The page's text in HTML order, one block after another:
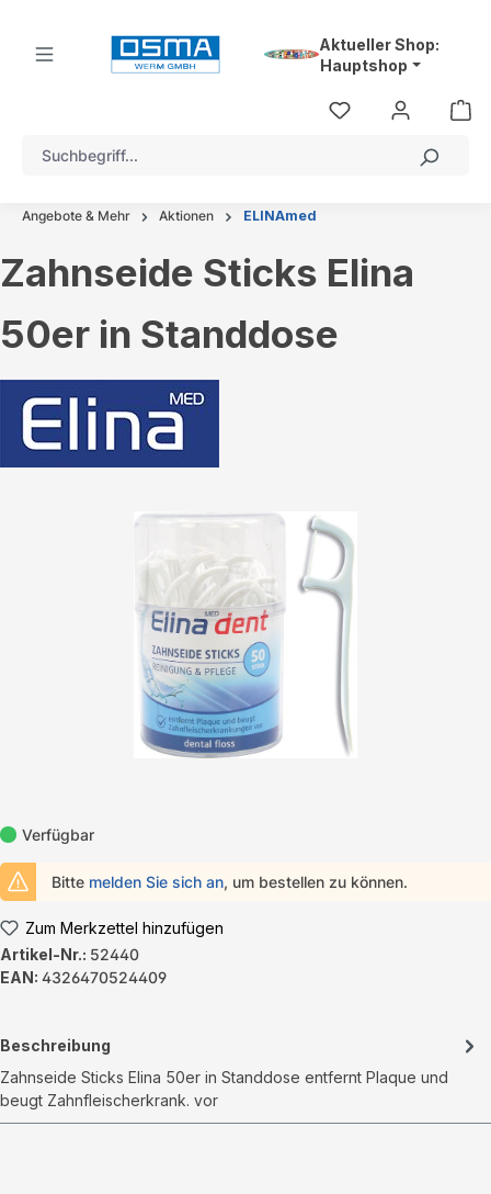
Aktueller Shop:
Hauptshop
Angebote & Mehr Aktionen ELINAmed
Zahnseide Sticks Elina
50er in Standdose
Bildergalerie überspringen
Verfügbar
Bitte melden Sie sich an, um bestellen zu können.
Zum Merkzettel hinzufügen
Artikel-Nr.: 52440
EAN: 4326470524409
Beschreibung
Zahnseide Sticks Elina 50er in Standdose entfernt Plaque und
beugt Zahnfleischerkrank. vor